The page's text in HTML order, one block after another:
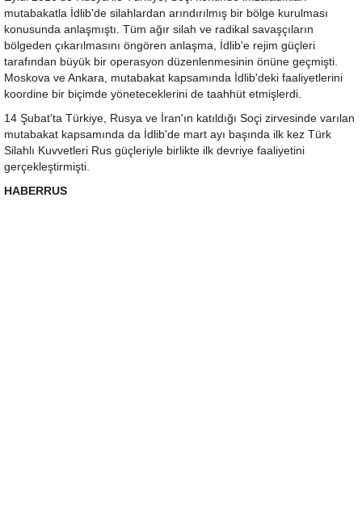
mutabakatla İdlib'de silahlardan arındırılmış bir bölge kurulması
konusunda anlaşmıştı. Tüm ağır silah ve radikal savaşçıların
bölgeden çıkarılmasını öngören anlaşma, İdlib'e rejim güçleri
tarafından büyük bir operasyon düzenlenmesinin önüne geçmişti.
Moskova ve Ankara, mutabakat kapsamında İdlib'deki faaliyetlerini
koordine bir biçimde yöneteceklerini de taahhüt etmişlerdi.
14 Şubat'ta Türkiye, Rusya ve İran'ın katıldığı Soçi zirvesinde varılan
mutabakat kapsamında da İdlib'de mart ayı başında ilk kez Türk
Silahlı Kuvvetleri Rus güçleriyle birlikte ilk devriye faaliyetini
gerçekleştirmişti.
HABERRUS